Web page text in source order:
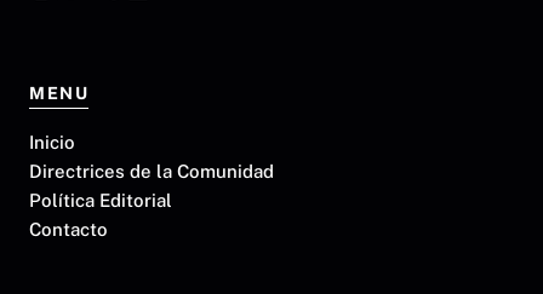
MENU
Inicio
Directrices de la Comunidad
Política Editorial
Contacto